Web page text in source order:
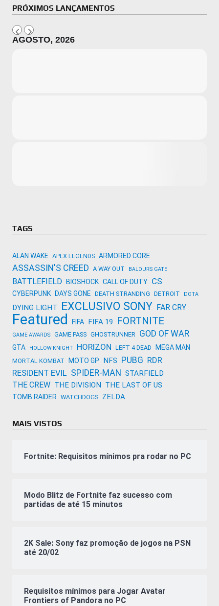
PRÓXIMOS LANÇAMENTOS
AGOSTO, 2026
TAGS
ALAN WAKE APEX LEGENDS ARMORED CORE
ASSASSIN'S CREED A WAY OUT BALDURS GATE
BATTLEFIELD BIOSHOCK CALL OF DUTY CS
CYBERPUNK DAYS GONE DEATH STRANDING DETROIT DOTA
DYING LIGHT EXCLUSIVO SONY FAR CRY
Featured FIFA FIFA 19 FORTNITE
GAME AWARDS GAME PASS GHOSTRUNNER GOD OF WAR
GTA HOLLOW KNIGHT HORIZON LEFT 4 DEAD MEGA MAN
MORTAL KOMBAT MOTO GP NFS PUBG RDR
RESIDENT EVIL SPIDER-MAN STARFIELD
THE CREW THE DIVISION THE LAST OF US
TOMB RAIDER WATCHDOGS ZELDA
MAIS VISTOS
Fortnite: Requisitos mínimos pra rodar no PC
Modo Blitz de Fortnite faz sucesso com
partidas de até 15 minutos
2K Sale: Sony faz promoção de jogos na PSN
até 20/02
Requisitos mínimos para Jogar Avatar
Frontiers of Pandora no PC